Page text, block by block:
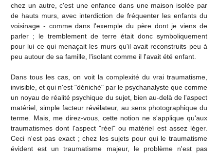
chez un autre, c'est une enfance dans une maison isolée par
de hauts murs, avec interdiction de fréquenter les enfants du
voisinage - comme dans l'exemple du père dont je viens de
parler ; le tremblement de terre était donc symboliquement
pour lui ce qui menaçait les murs qu'il avait reconstruits peu à
peu autour de sa famille, l'isolant comme il l'avait été enfant.
Dans tous les cas, on voit la complexité du vrai traumatisme,
invisible, et qui n'est "déniché" par le psychanalyste que comme
un noyau de réalité psychique du sujet, bien au-delà de l'aspect
matériel, simple facteur révélateur, au sens photographique du
terme. Mais, me direz-vous, cette notion ne s'applique qu'aux
traumatismes dont l'aspect "réel" ou matériel est assez léger.
Ceci n'est pas exact ; chez les sujets pour qui le traumatisme
évident est un traumatisme majeur, le problème n'est pas